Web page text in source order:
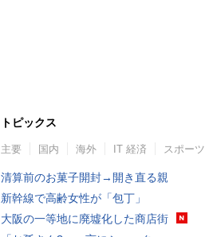
トピックス
主要 国内 海外 IT 経済 スポーツ
清算前のお菓子開封→開き直る親
新幹線で高齢女性が「包丁」
大阪の一等地に廃墟化した商店街